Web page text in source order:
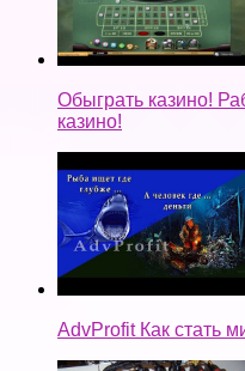
Обыграть казино!
казино!
AdvProfit Как стать